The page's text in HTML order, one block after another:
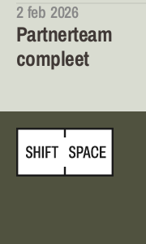
2 feb 2026
Partnerteam
compleet